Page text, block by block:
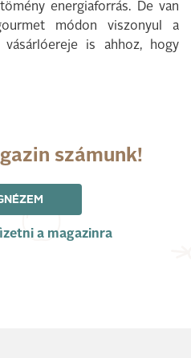
energiaforrás. De van
módon viszonyul a
is ahhoz, hogy
számunk!
a magazinra